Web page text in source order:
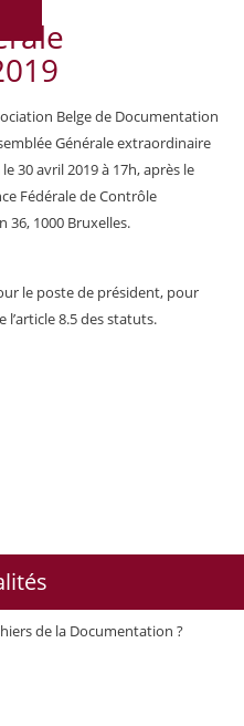
Belge de Documentation
Générale extraordinaire
30 avril 2019 à 17h, après le
Fédérale de Contrôle
36, 1000 Bruxelles.
le poste de président, pour
l’article 8.5 des statuts.
de la Documentation ?